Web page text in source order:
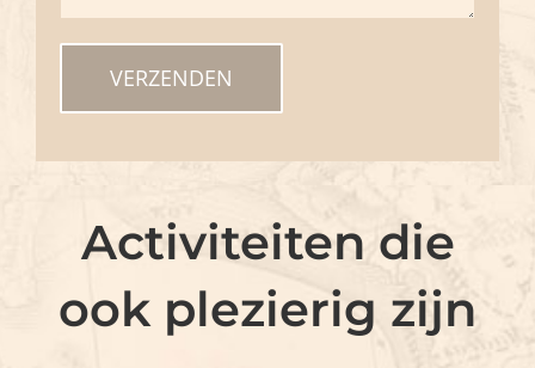
Activiteiten die
ook plezierig zijn